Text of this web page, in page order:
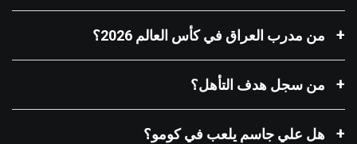
من مدرب العراق في كأس العالم 2026؟
من سجل هدف التأهل؟
هل علي جاسم يلعب في كومو؟